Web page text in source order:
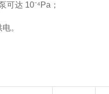
达 10⁻⁴Pa；
。